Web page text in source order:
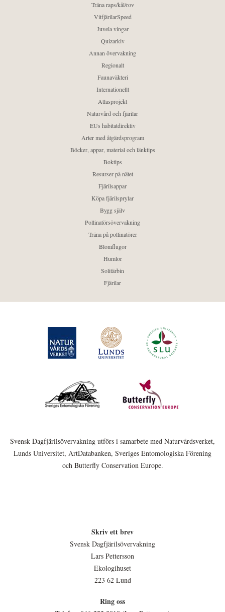
Träna raps/kål/rov
VitfjärilarSpeed
Juvela vingar
Quizarkiv
Annan övervakning
Regionalt
Faunaväkteri
Internationellt
Atlasprojekt
Naturvård och fjärilar
EUs habitatdirektiv
Arter med åtgärdsprogram
Böcker, appar, material och länktips
Boktips
Resurser på nätet
Fjärilsappar
Köpa fjärilsprylar
Bygg själv
Pollinatörsövervakning
Träna på pollinatörer
Blomflugor
Humlor
Solitärbin
Fjärilar
Svensk Dagfjärilsövervakning utförs i samarbete med Naturvårdsverket,
Lunds Universitet, ArtDatabanken, Sveriges Entomologiska Förening
och Butterfly Conservation Europe.
Skriv ett brev
Svensk Dagfjärilsövervakning
Lars Pettersson
Ekologihuset
223 62 Lund
Ring oss